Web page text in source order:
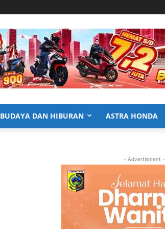
BUDAYA DAN HIBURAN ASTRA HONDA
- Advertisment -